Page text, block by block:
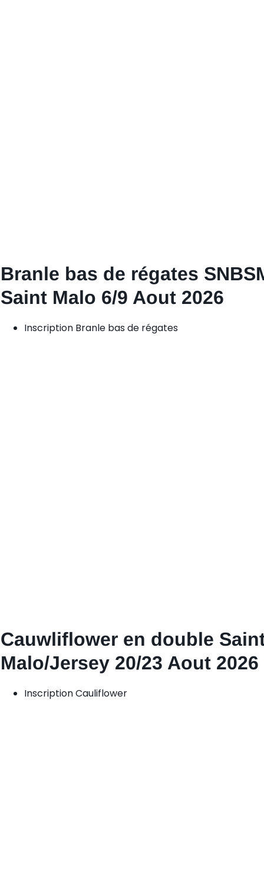
Branle bas de régates
Saint Malo 6/9 Aout 2026
Inscription Branle bas de régates
Cauwliflower en double
Malo/Jersey 20/23 Aout 2026
Inscription Cauliflower